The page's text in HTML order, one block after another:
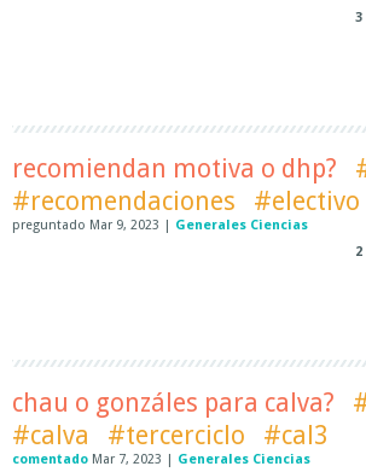
3
recomiendan motiva o dhp?
#recomendaciones
#electivo
preguntado Mar 9, 2023 | Generales Ciencias
2
chau o gonzáles para calva?
#calva
#tercerciclo #cal3
comentado Mar 7, 2023 | Generales Ciencias